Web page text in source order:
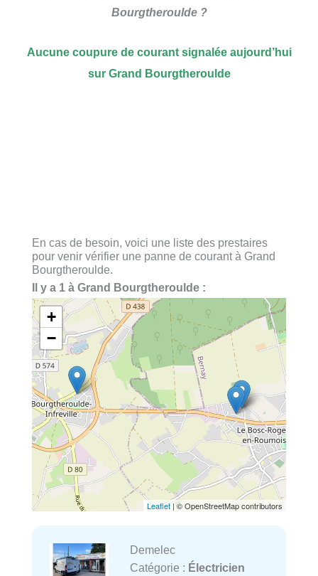
Bourgtheroulde ?
Aucune coupure de courant signalée aujourd’hui
sur Grand Bourgtheroulde
En cas de besoin, voici une liste des prestaires
pour venir vérifier une panne de courant à Grand
Bourgtheroulde.
Il y a 1 à Grand Bourgtheroulde :
+
−
Leaflet | © OpenStreetMap contributors
Demelec
Catégorie : Électricien